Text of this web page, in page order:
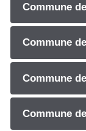
Commune
Commune
Commune
Commune